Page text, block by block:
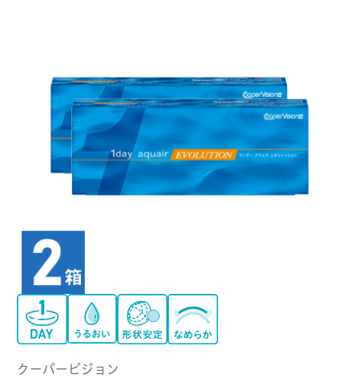
1MONTH / 1ヶ月 使い捨て
乱視用コンタクトレンズ
遠近両用コンタクトレンズ
カラー コンタクトレンズ
ハード
ソフト
定期便
ケア用品
クーパービジョン ボシュロム
日本アルコン シード
アイレ
MYコンタクト（らくらく再購入）
はじめての方へ
おトク定期便
Myクーポン
ご利用案内
クーパービジョン